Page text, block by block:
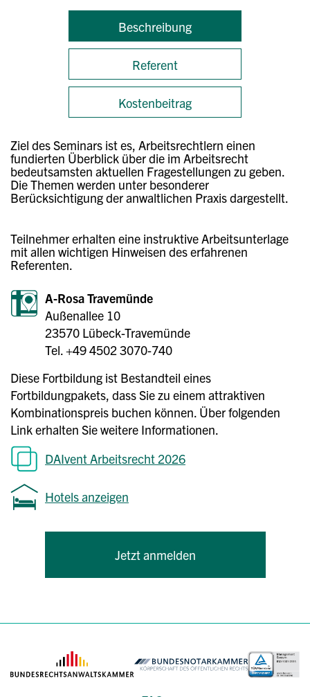
Beschreibung
Referent
Kostenbeitrag
Ziel des Seminars ist es, Arbeitsrechtlern einen
fundierten Überblick über die im Arbeitsrecht
bedeutsamsten aktuellen Fragestellungen zu geben.
Die Themen werden unter besonderer
Berücksichtigung der anwaltlichen Praxis dargestellt.
Teilnehmer erhalten eine instruktive Arbeitsunterlage
mit allen wichtigen Hinweisen des erfahrenen
Referenten.
A-Rosa Travemünde
Außenallee 10
23570 Lübeck-Travemünde
Tel. +49 4502 3070-740
Diese Fortbildung ist Bestandteil eines
Fortbildungpakets, dass Sie zu einem attraktiven
Kombinationspreis buchen können. Über folgenden
Link erhalten Sie weitere Informationen.
DAIvent Arbeitsrecht 2026
Hotels anzeigen
Jetzt anmelden